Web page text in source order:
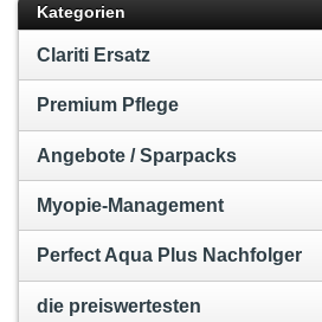
Kategorien
Clariti Ersatz
Premium Pflege
Angebote / Sparpacks
Myopie-Management
Perfect Aqua Plus Nachfolger
die preiswertesten